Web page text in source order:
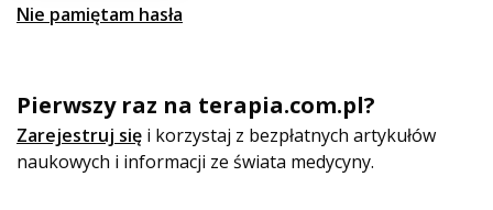
Nie pamiętam hasła
Pierwszy raz na terapia.com.pl?
Zarejestruj się i korzystaj z bezpłatnych artykułów
naukowych i informacji ze świata medycyny.